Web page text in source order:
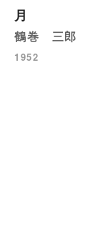
月
鶴巻 三郎
1952